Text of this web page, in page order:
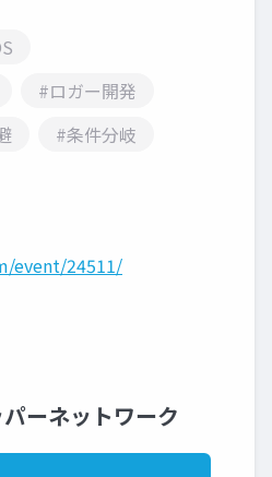
#ロガー開発
#条件分岐
event/24511/
ーネットワーク